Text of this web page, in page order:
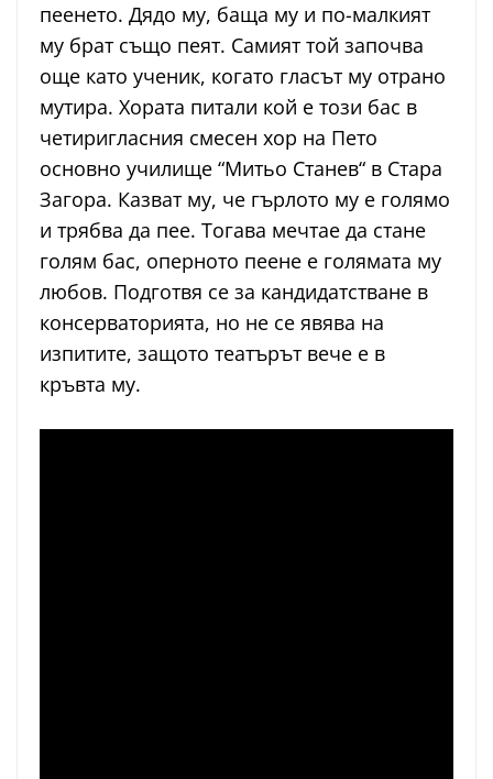
пеенето. Дядо му, баща му и по-малкият
му брат също пеят. Самият той започва
още като ученик, когато гласът му отрано
мутира. Хората питали кой е този бас в
четиригласния смесен хор на Пето
основно училище “Митьо Станев“ в Стара
Загора. Казват му, че гърлото му е голямо
и трябва да пее. Тогава мечтае да стане
голям бас, оперното пеене е голямата му
любов. Подготвя се за кандидатстване в
консерваторията, но не се явява на
изпитите, защото театърът вече е в
кръвта му.